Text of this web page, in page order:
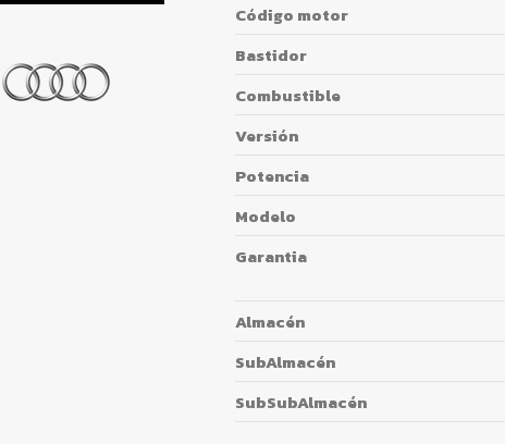
Código motor
Bastidor
Combustible
Versión
Potencia
Modelo
Garantia
Almacén
SubAlmacén
SubSubAlmacén